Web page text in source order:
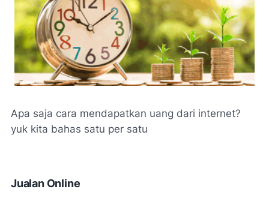
Apa saja cara mendapatkan uang dari internet?
yuk kita bahas satu per satu
Jualan Online